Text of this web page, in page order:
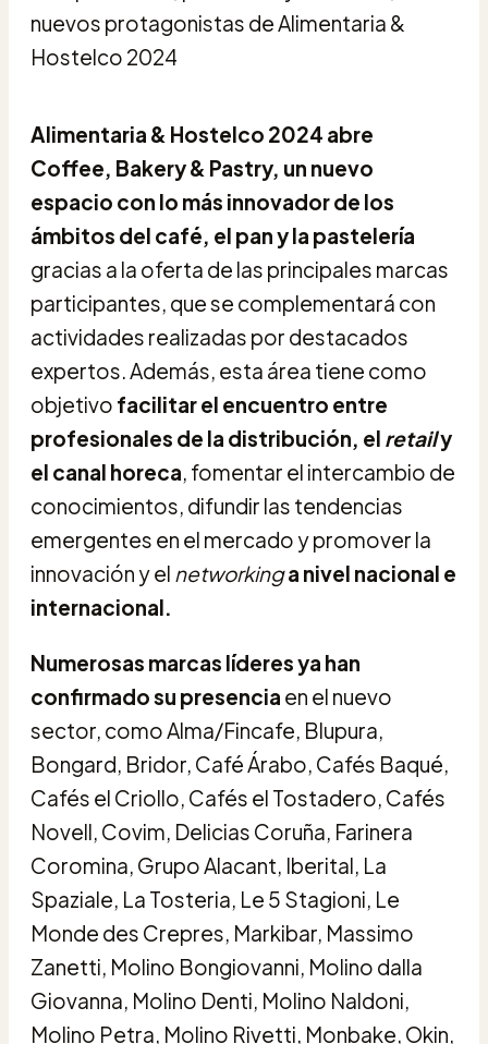
Alimentaria & Hostelco 2024 abre
Coffee, Bakery & Pastry, un nuevo
espacio con lo más innovador de los
ámbitos del café, el pan y la pastelería
gracias a la oferta de las principales marcas
participantes, que se complementará con
actividades realizadas por destacados
expertos. Además, esta área tiene como
objetivo facilitar el encuentro entre
profesionales de la distribución, el retaily
el canal horeca, fomentar el intercambio de
conocimientos, difundir las tendencias
emergentes en el mercado y promover la
innovación y el networkinga nivel nacional e
internacional.
Numerosas marcas líderes ya han
confirmado su presencia en el nuevo
sector, como Alma/Fincafe, Blupura,
Bongard, Bridor, Café Árabo, Cafés Baqué,
Cafés el Criollo, Cafés el Tostadero, Cafés
Novell, Covim, Delicias Coruña, Farinera
Coromina, Grupo Alacant, Iberital, La
Spaziale, La Tosteria, Le 5 Stagioni, Le
Monde des Crepres, Markibar, Massimo
Zanetti, Molino Bongiovanni, Molino dalla
Giovanna, Molino Denti, Molino Naldoni,
Molino Petra, Molino Rivetti, Monbake, Okin,